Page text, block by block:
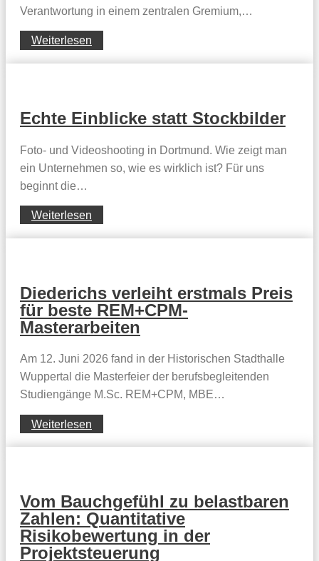
Verantwortung in einem zentralen Gremium,…
Weiterlesen
Echte Einblicke statt Stockbilder
Foto- und Videoshooting in Dortmund. Wie zeigt man
ein Unternehmen so, wie es wirklich ist? Für uns
beginnt die…
Weiterlesen
Diederichs verleiht erstmals Preis
für beste REM+CPM-
Masterarbeiten
Am 12. Juni 2026 fand in der Historischen Stadthalle
Wuppertal die Masterfeier der berufsbegleitenden
Studiengänge M.Sc. REM+CPM, MBE…
Weiterlesen
Vom Bauchgefühl zu belastbaren
Zahlen: Quantitative
Risikobewertung in der
Projektsteuerung